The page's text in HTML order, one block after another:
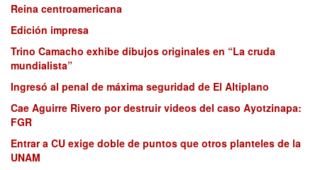
Reina centroamericana
Edición impresa
Trino Camacho exhibe dibujos originales en “La cruda
mundialista”
Ingresó al penal de máxima seguridad de El Altiplano
Cae Aguirre Rivero por destruir videos del caso Ayotzinapa:
FGR
Entrar a CU exige doble de puntos que otros planteles de la
UNAM